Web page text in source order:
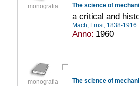
monografia The science of
a critical and
Mach, Ernst, 1838-1916
Anno: 1960
monografia The science of